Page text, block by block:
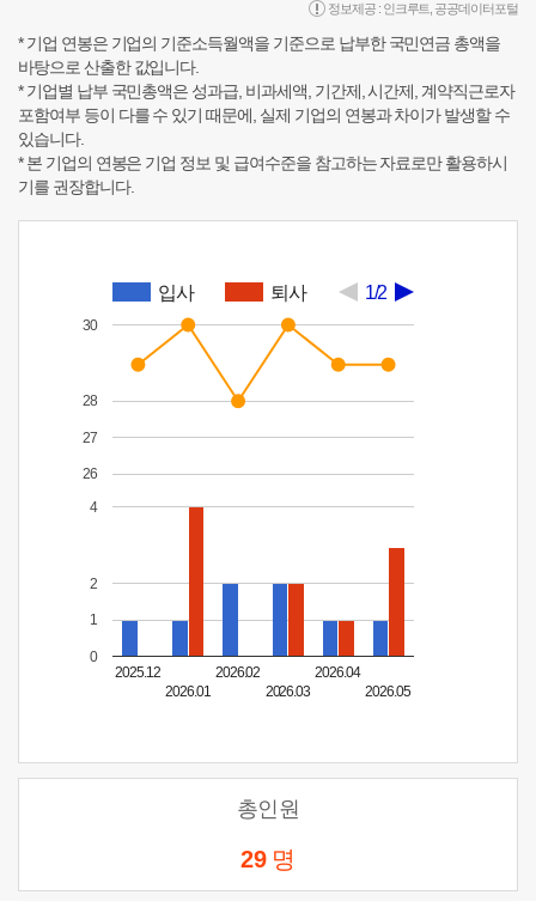
정보제공 : 인크루트 공공데이터포털
* 기업 연봉은 기업의 기준소득월액을 기준으로 납부한 국민연금 총액을
바탕으로 산출한 값입니다.
* 기업별 납부 국민총액은 성과급, 비과세액, 기간제, 시간제, 계약직근로자
포함여부 등이 다를 수 있기 때문에, 실제 기업의 연봉과 차이가 발생할 수
있습니다.
* 본 기업의 연봉은 기업 정보 및 급여수준을 참고하는 자료로만 활용하시
기를 권장합니다.
입사 퇴사 1/2
2025.12
2026.01
2026.02
2026.03
2026.04
2026.05
0
1
2
4
26
27
28
30
총인원
29 명